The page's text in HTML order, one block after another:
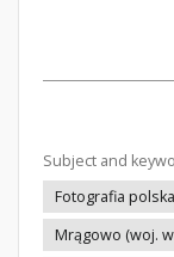
Subject and
Fotografia polska
Mrągowo (woj.